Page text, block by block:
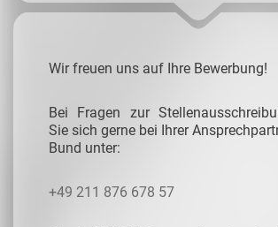
Wir freuen uns auf Ihre Bewerbung!
Bei Fragen zur
Sie sich gerne bei Ihrer
Bund unter:
+49 211 876 678 57